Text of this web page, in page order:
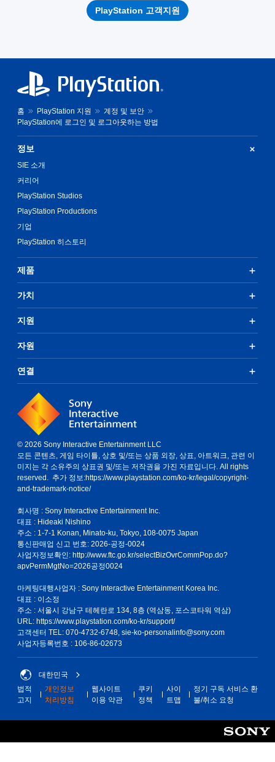
PlayStation 고객지원
홈 PlayStation 지원
계정 및 보안
PlayStation에 로그인 및 로그아웃하는 방법
정보
SIE 소개
커리어
PlayStation Studios
PlayStation Productions
기업
PlayStation 히스토리
제품
가치
지원
자원
연결
© 2026 Sony Interactive Entertainment LLC
모든 콘텐츠, 게임 타이틀, 상호 및/또는 상품 외장, 상표, 아트워크, 관련 이
미지는 각 소유주의 상표권 및/또는 저작권을 가진 자료입니다. All rights
reserved. 추가 정보:https://www.playstation.com/ko-kr/legal/copyright-
and-trademark-notice/
회사명 : Sony Interactive Entertainment Inc.
대표 : Hideaki Nishino
주소 : 1-7-1 Konan, Minato-ku, Tokyo, 108-0075 Japan
통신판매업 신고 번호: 2026-공정-0024
사업자정보확인: http://www.ftc.go.kr/selectBizOvrCommPop.do?
apvPermMgtNo=2026공정0024
마케팅대행사업자 : Sony Interactive Entertainment Korea Inc.
대표 : 이소정
주소 : 서울시 강남구 테헤란로 134, 8층 (역삼동, 포스코타워 역삼)
URL: https://www.playstation.com/ko-kr/support/
고객센터 TEL: 070-4732-6748, sie-ko-personalinfo@sony.com
사업자등록번호 : 106-86-02673
대한민국
법적
고지
개인정보
처리방침
웹사이트
이용 약관
쿠키
정책
사이
트맵
정기 구독 서비스 환
불/취소 요청